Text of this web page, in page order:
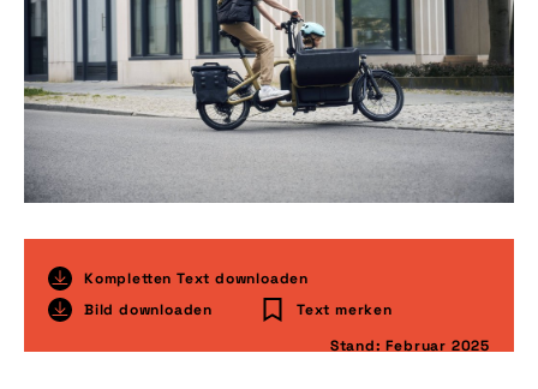
Kompletten Text downloaden
Bild downloaden
Text merken
Stand: Februar 2025